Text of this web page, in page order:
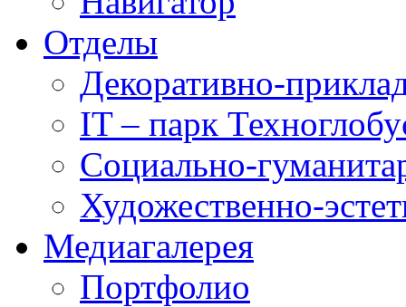
Отделы
Декоративно-
IT – парк
Социально-
Художественно-
Медиагалерея
Портфолио